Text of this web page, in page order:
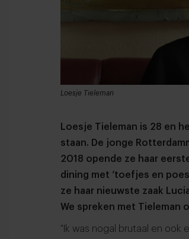
Loesje Tieleman
Loesje Tieleman is 28 en
staan. De jonge
2018 opende ze haar
dining met ‘toefjes en
ze haar nieuwste zaak
We spreken met Tieleman
"Ik was nogal brutaal en